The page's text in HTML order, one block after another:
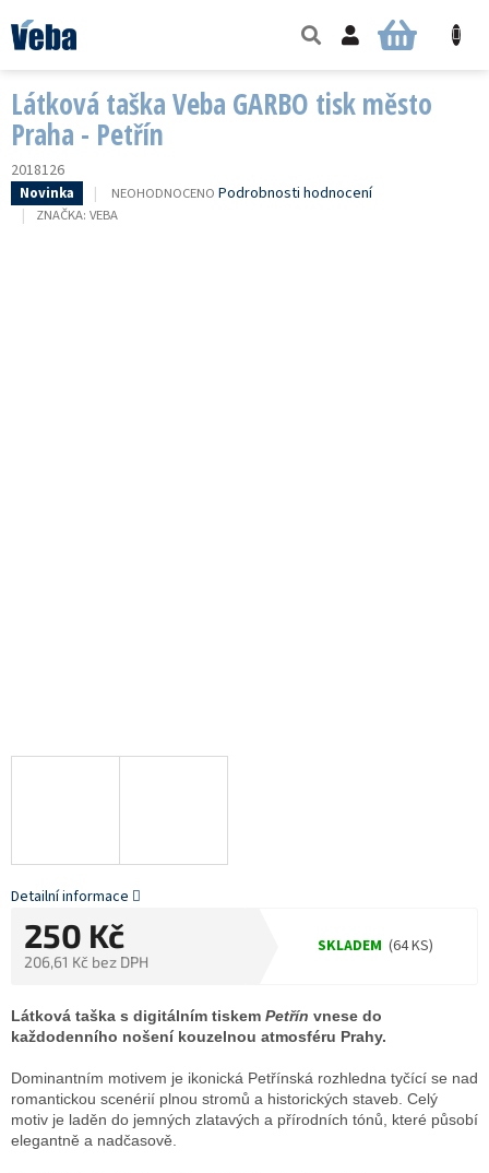
na
obsah
NÁKUPNÍ
Látková taška Veba GARBO tisk město
Praha - Petřín
2018126
Novinka
PRŮMĚRNÉ
HODNOCENÍ
NEOHODNOCENO Podrobnosti hodnocení
ZNAČKA: VEBA
250 Kč
206,61 Kč bez DPH
cena:
SKLADEM (64 KS)
Látková taška s digitálním tiskem Petřín vnese do
každodenního nošení kouzelnou atmosféru Prahy.
Dominantním motivem je ikonická Petřínská rozhledna tyčící se nad
romantickou scenérií plnou stromů a historických staveb. Celý
motiv je laděn do jemných zlatavých a přírodních tónů, které působí
elegantně a nadčasově.
Detailní informace